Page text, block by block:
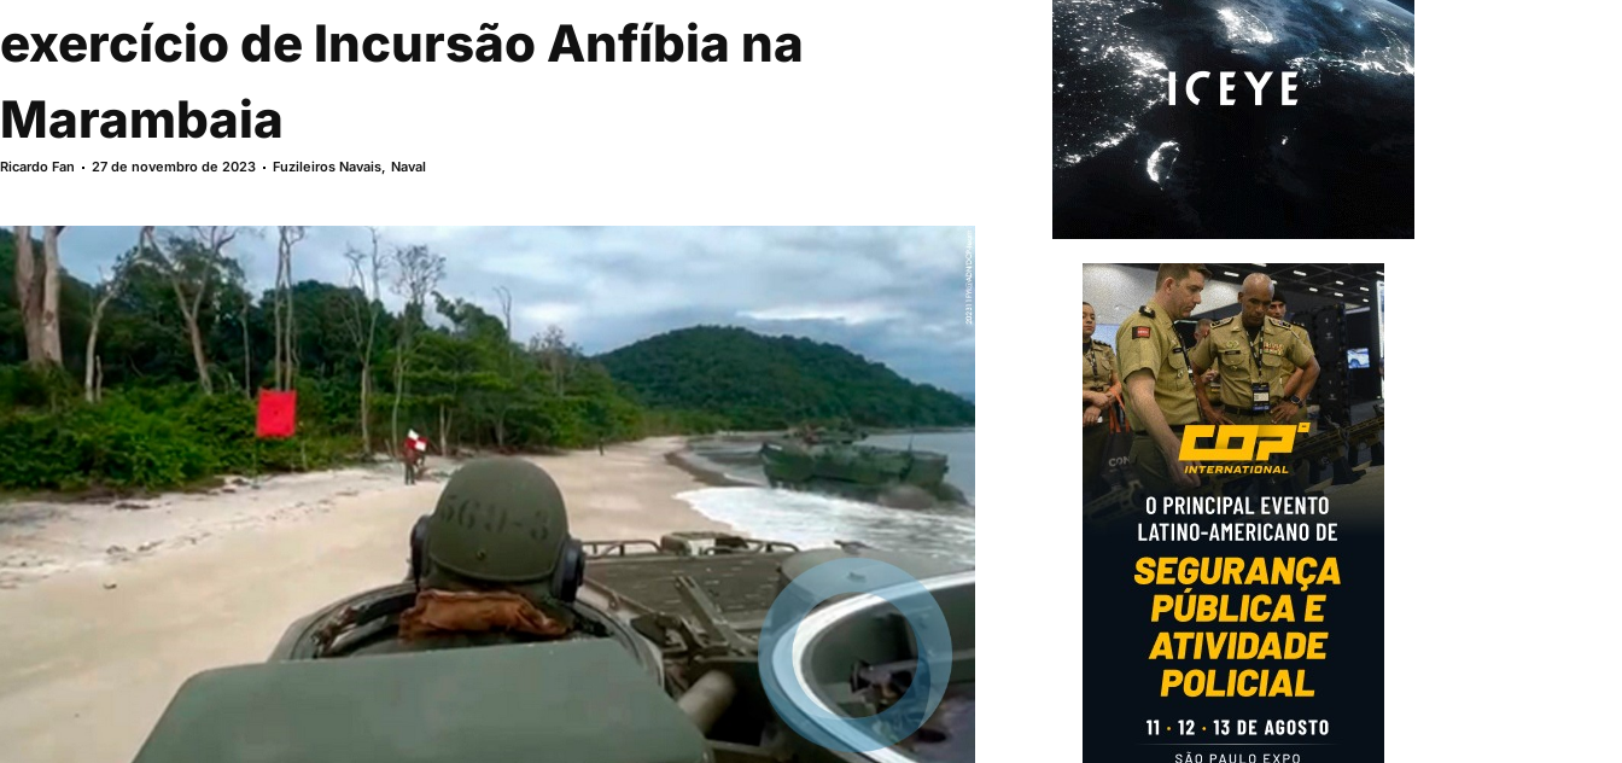
exercício de Incursão Anfíbia na
Marambaia
Ricardo Fan 27 de novembro de 2023 Fuzileiros Navais,Naval